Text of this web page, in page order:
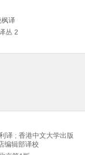
译
丛 2
译 ; 香港中文大学出版
编辑部译校